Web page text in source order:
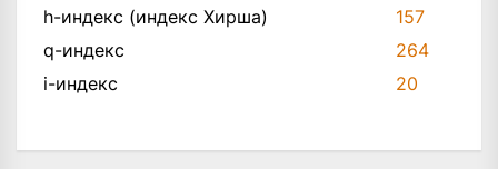
h-индекс (индекс Хирша)
157
q-индекс
264
i-индекс
20